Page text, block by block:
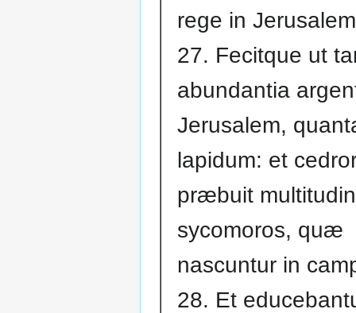
rege in
27. Fecitque ut
abundantia
Jerusalem,
lapidum: et
præbuit
sycomoros, quæ
nascuntur in
28. Et